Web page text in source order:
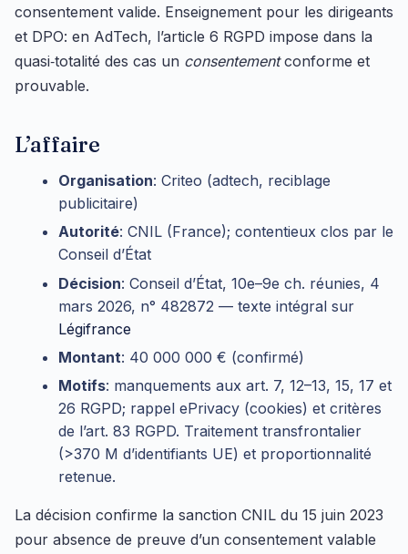
consentement valide. Enseignement pour les dirigeants
et DPO: en AdTech, l’article 6 RGPD impose dans la
quasi‑totalité des cas un consentementconforme et
prouvable.
L’affaire
Organisation: Criteo (adtech, reciblage
publicitaire)
Autorité: CNIL (France); contentieux clos par le
Conseil d’État
Décision: Conseil d’État, 10e–9e ch. réunies, 4
mars 2026, n° 482872 — texte intégral sur
Légifrance
Montant: 40 000 000 € (confirmé)
Motifs: manquements aux art. 7, 12–13, 15, 17 et
26 RGPD; rappel ePrivacy (cookies) et critères
de l’art. 83 RGPD. Traitement transfrontalier
(>370 M d’identifiants UE) et proportionnalité
retenue.
La décision confirme la sanction CNIL du 15 juin 2023
pour absence de preuve d’un consentement valable